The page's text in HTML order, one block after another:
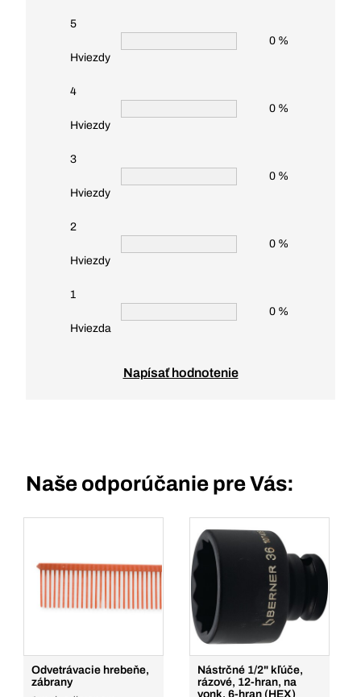
5
Hviezdy
0 %
4
Hviezdy
0 %
3
Hviezdy
0 %
2
Hviezdy
0 %
1
Hviezda
0 %
Napísať hodnotenie
Naše odporúčanie pre Vás:
Odvetrávacie hrebeňe,
zábrany
Nástrčné 1/2" kľúče,
rázové, 12-hran, na
vonk. 6-hran (HEX)